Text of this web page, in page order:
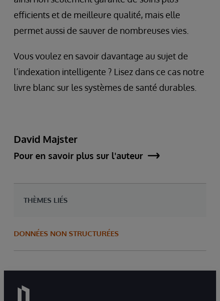
efficients et de meilleure qualité, mais elle
permet aussi de sauver de nombreuses vies.
Vous voulez en savoir davantage au sujet de
l’indexation intelligente ? Lisez dans ce cas notre
livre blanc sur les systèmes de santé durables.
David Majster
Pour en savoir plus sur l'auteur
THÈMES LIÉS
DONNÉES NON STRUCTURÉES